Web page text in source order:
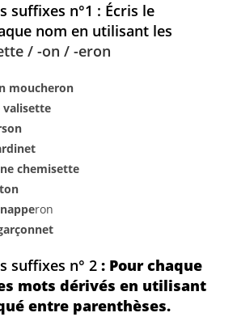
suffixes n°1 : Écris le
nom en utilisant les
/ -on / -eron
moucheron
valisette
chemisette
ron
suffixes n° 2: Pour chaque
mots dérivés en utilisant
entre parenthèses.